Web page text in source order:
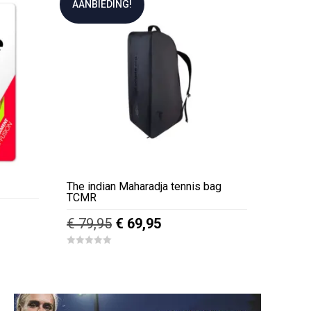
AANBIEDING!
The indian Maharadja tennis bag
TCMR
€79,95 Oorspronkelijke
€ 69,95Huidige
f